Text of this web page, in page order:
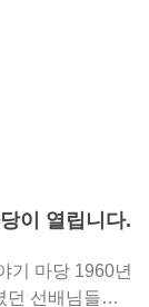
이 열립니다.
1960년
던 선배님들을